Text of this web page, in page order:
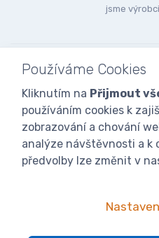
jsme
Používáme Cookies
Kliknutím na Přijmout
používáním cookies k
zobrazování a chování
analýze návštěvnosti a k
předvolby lze změnit v